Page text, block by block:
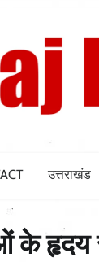
उत्तराखंड
के हृदय